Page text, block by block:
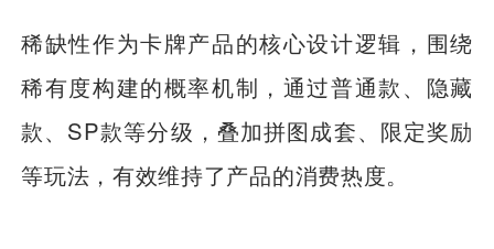
稀缺性作为卡牌产品的核心设计逻辑，围绕
稀有度构建的概率机制，通过普通款、隐藏
款、SP款等分级，叠加拼图成套、限定奖励
等玩法，有效维持了产品的消费热度。